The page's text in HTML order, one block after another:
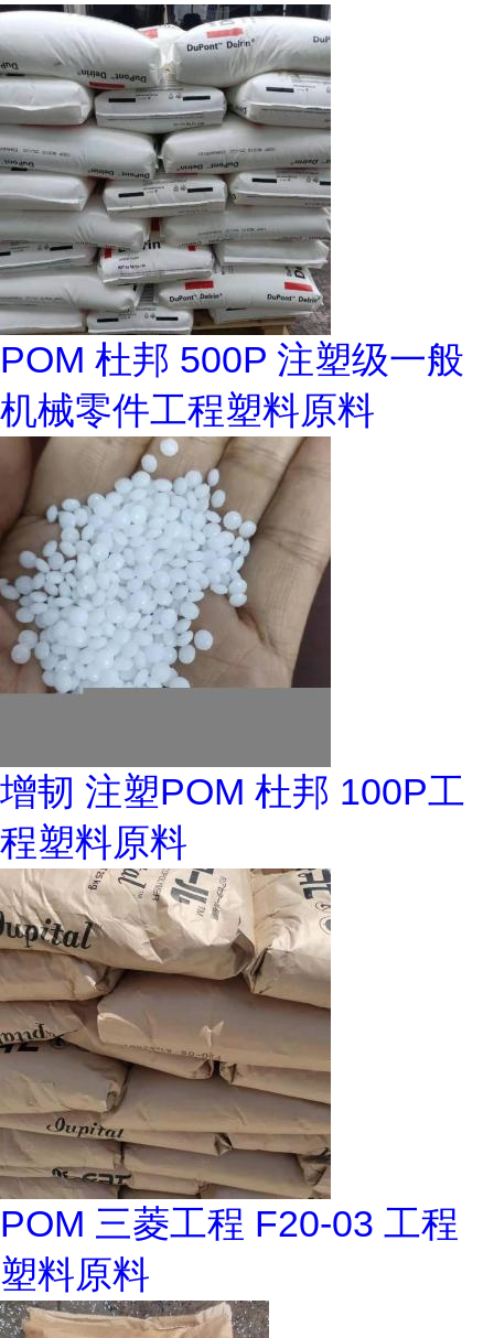
POM 杜邦 500P 注塑级一般
机械零件工程塑料原料
增韧 注塑POM 杜邦 100P工
程塑料原料
POM 三菱工程 F20-03 工程
塑料原料